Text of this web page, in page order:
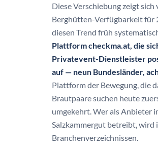
Diese Verschiebung zeigt
Berghütten-Verfügbarkeit für
diesen Trend früh
Plattform checkma.at, die
Privatevent-Dienstleister
auf — neun Bundesländer,
Plattform der Bewegung, die
Brautpaare suchen heute
umgekehrt. Wer als Anbieter
Salzkammergut betreibt,
Branchenverzeichnissen.